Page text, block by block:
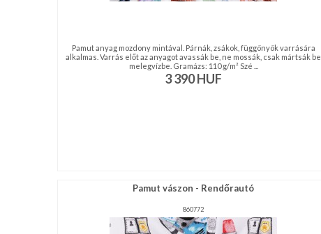
Pamut anyag mozdony mintával. Párnák, zsákok, függönyök varrására
alkalmas. Varrás előt az anyagot avassák be, ne mossák, csak mártsák be
melegvízbe. Gramázs: 110 g/m² Szé ...
3 390HUF
Pamut vászon - Rendőrautó
860772